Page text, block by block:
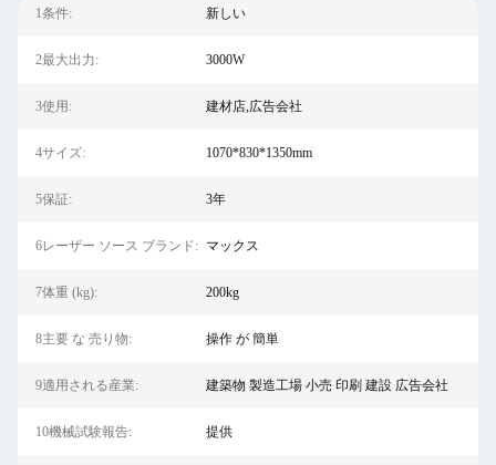
1条件: 新しい
2最大出力: 3000W
3使用: 建材店,広告会社
4サイズ: 1070*830*1350mm
5保証: 3年
6レーザー ソース ブランド: マックス
7体重 (kg): 200kg
8主要 な 売り物: 操作 が 簡単
9適用される産業: 建築物 製造工場 小売 印刷 建設 広告会社
10機械試験報告: 提供